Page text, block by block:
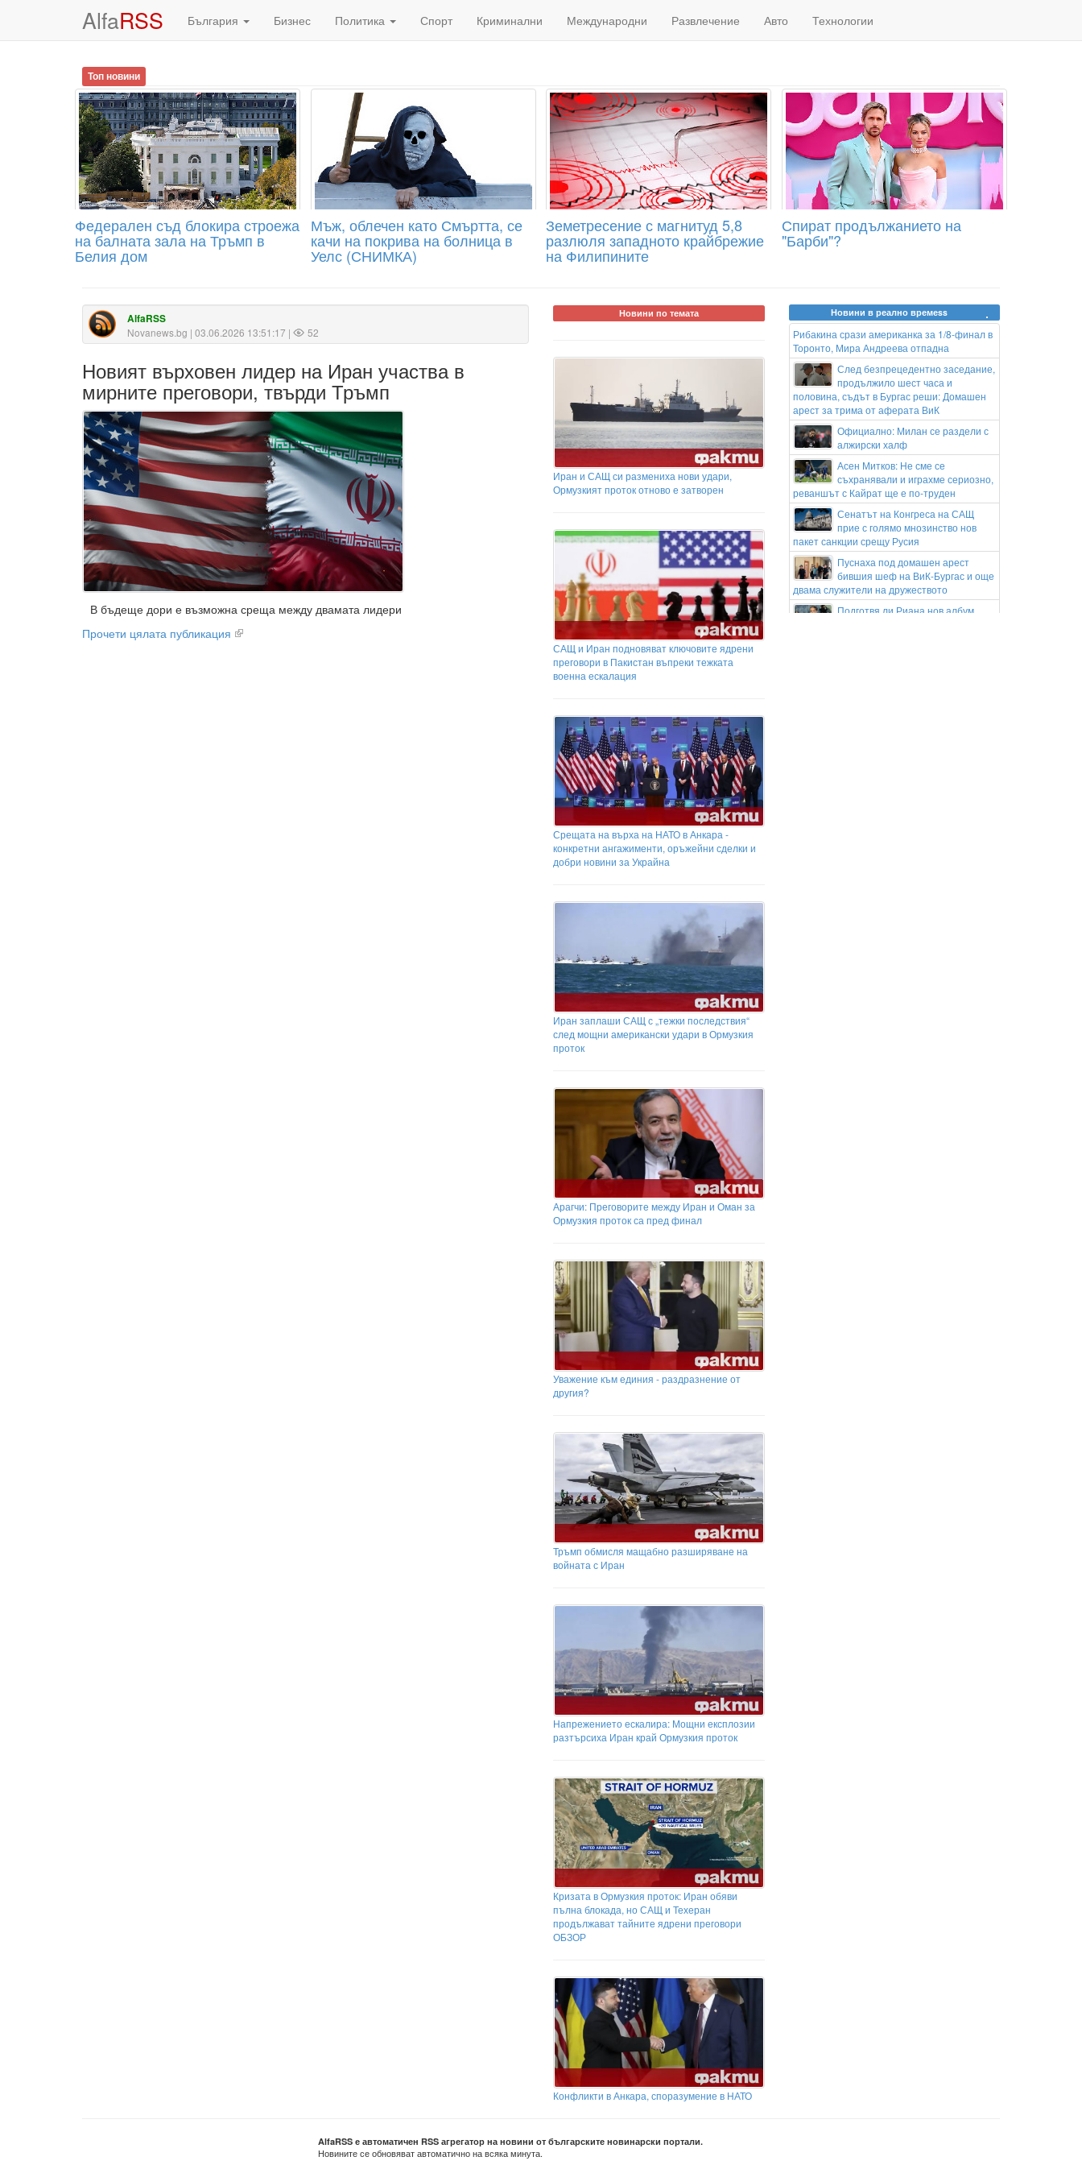
AlfaRSS България Бизнес Политика Спорт Криминални Международни Развлечение Авто Технологии
Топ новини
Федерален съд блокира строежа
на балната зала на Тръмп в
Белия дом
Мъж, облечен като Смъртта, се
качи на покрива на болница в
Уелс (СНИМКА)
Земетресение с магнитуд 5,8
разлюля западното крайбрежие
на Филипините
Спират продължанието на
"Барби"?
AlfaRSS
Novanews.bg | 03.06.2026 13:51:17 | 52
Новият върховен лидер на Иран участва в
мирните преговори, твърди Тръмп
В бъдеще дори е възможна среща между двамата лидери
Прочети цялата публикация
Новини по темата
Иран и САЩ си размениха нови удари,
Ормузкият проток отново е затворен
САЩ и Иран подновяват ключовите ядрени
преговори в Пакистан въпреки тежката
военна ескалация
Срещата на върха на НАТО в Анкара -
конкретни ангажименти, оръжейни сделки и
добри новини за Украйна
Иран заплаши САЩ с „тежки последствия“
след мощни американски удари в Ормузкия
проток
Арагчи: Преговорите между Иран и Оман за
Ормузкия проток са пред финал
Уважение към единия - раздразнение от
другия?
Тръмп обмисля мащабно разширяване на
войната с Иран
Напрежението ескалира: Мощни експлозии
разтърсиха Иран край Ормузкия проток
Кризата в Ормузкия проток: Иран обяви
пълна блокада, но САЩ и Техеран
продължават тайните ядрени преговори
ОБЗОР
Конфликти в Анкара, споразумение в НАТО
Новини в реално времеss
Рибакина срази американка за 1/8-финал в
Торонто, Мира Андреева отпадна
След безпрецедентно заседание,
продължило шест часа и
половина, съдът в Бургас реши: Домашен
арест за трима от аферата ВиК
Официално: Милан се раздели с
алжирски халф
Асен Митков: Не сме се
съхранявали и играхме сериозно,
реваншът с Кайрат ще е по-труден
Сенатът на Конгреса на САЩ
прие с голямо мнозинство нов
пакет санкции срещу Русия
Пуснаха под домашен арест
бившия шеф на ВиК-Бургас и още
двама служители на дружеството
Подготвя ли Риана нов албум
AlfaRSS е автоматичен RSS агрегатор на новини от българските новинарски портали.
Новините се обновяват автоматично на всяка минута.